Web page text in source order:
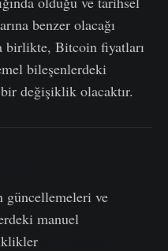
benzer olacağı
birlikte, Bitcoin fiyatları
bileşenlerdeki
değişiklik olacaktır.
güncellemeleri ve
manuel